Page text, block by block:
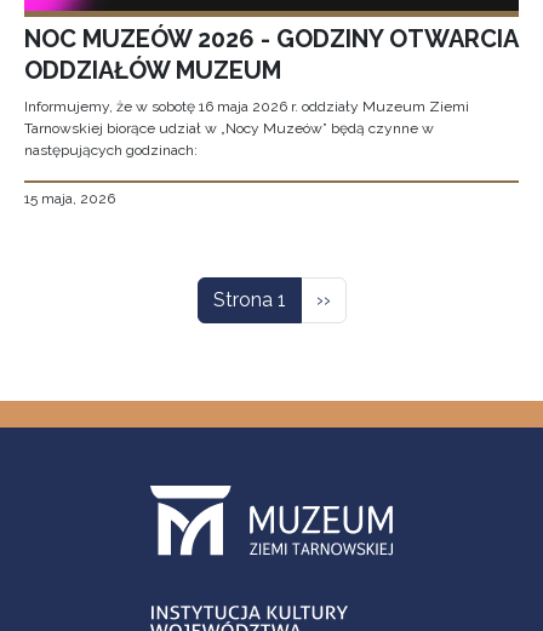
NOC MUZEÓW 2026 - GODZINY OTWARCIA
ODDZIAŁÓW MUZEUM
Informujemy, że w sobotę 16 maja 2026 r. oddziały Muzeum Ziemi
Tarnowskiej biorące udział w „Nocy Muzeów” będą czynne w
następujących godzinach:
15 maja, 2026
Strona 1 Następna strona
››